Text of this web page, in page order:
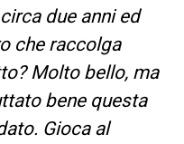
due anni ed
che raccolga
Molto bello, ma
bene questa
Gioca al